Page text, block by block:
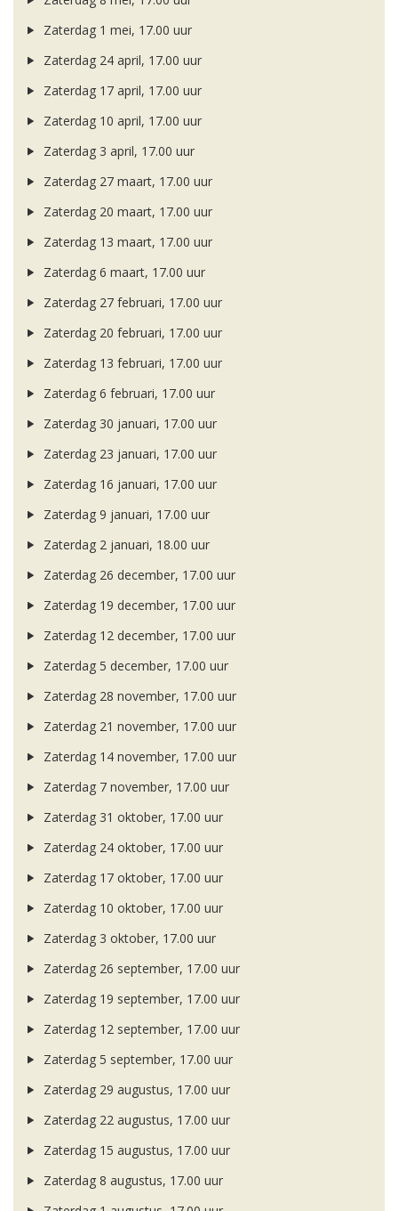
Zaterdag 1 mei, 17.00 uur
Zaterdag 24 april, 17.00 uur
Zaterdag 17 april, 17.00 uur
Zaterdag 10 april, 17.00 uur
Zaterdag 3 april, 17.00 uur
Zaterdag 27 maart, 17.00 uur
Zaterdag 20 maart, 17.00 uur
Zaterdag 13 maart, 17.00 uur
Zaterdag 6 maart, 17.00 uur
Zaterdag 27 februari, 17.00 uur
Zaterdag 20 februari, 17.00 uur
Zaterdag 13 februari, 17.00 uur
Zaterdag 6 februari, 17.00 uur
Zaterdag 30 januari, 17.00 uur
Zaterdag 23 januari, 17.00 uur
Zaterdag 16 januari, 17.00 uur
Zaterdag 9 januari, 17.00 uur
Zaterdag 2 januari, 18.00 uur
Zaterdag 26 december, 17.00 uur
Zaterdag 19 december, 17.00 uur
Zaterdag 12 december, 17.00 uur
Zaterdag 5 december, 17.00 uur
Zaterdag 28 november, 17.00 uur
Zaterdag 21 november, 17.00 uur
Zaterdag 14 november, 17.00 uur
Zaterdag 7 november, 17.00 uur
Zaterdag 31 oktober, 17.00 uur
Zaterdag 24 oktober, 17.00 uur
Zaterdag 17 oktober, 17.00 uur
Zaterdag 10 oktober, 17.00 uur
Zaterdag 3 oktober, 17.00 uur
Zaterdag 26 september, 17.00 uur
Zaterdag 19 september, 17.00 uur
Zaterdag 12 september, 17.00 uur
Zaterdag 5 september, 17.00 uur
Zaterdag 29 augustus, 17.00 uur
Zaterdag 22 augustus, 17.00 uur
Zaterdag 15 augustus, 17.00 uur
Zaterdag 8 augustus, 17.00 uur